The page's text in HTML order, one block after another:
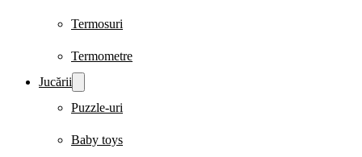
Termosuri
Termometre
Jucării
Puzzle-uri
Baby toys